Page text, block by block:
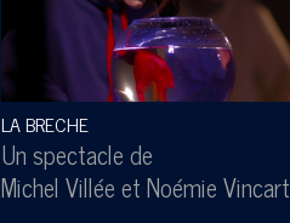
LA BRECHE
Un spectacle de
Michel VilléeetNoémie Vincart